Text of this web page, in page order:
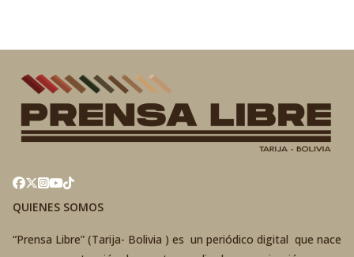
QUIENES SOMOS
“Prensa Libre” (Tarija- Bolivia ) es un periódico digital que nace